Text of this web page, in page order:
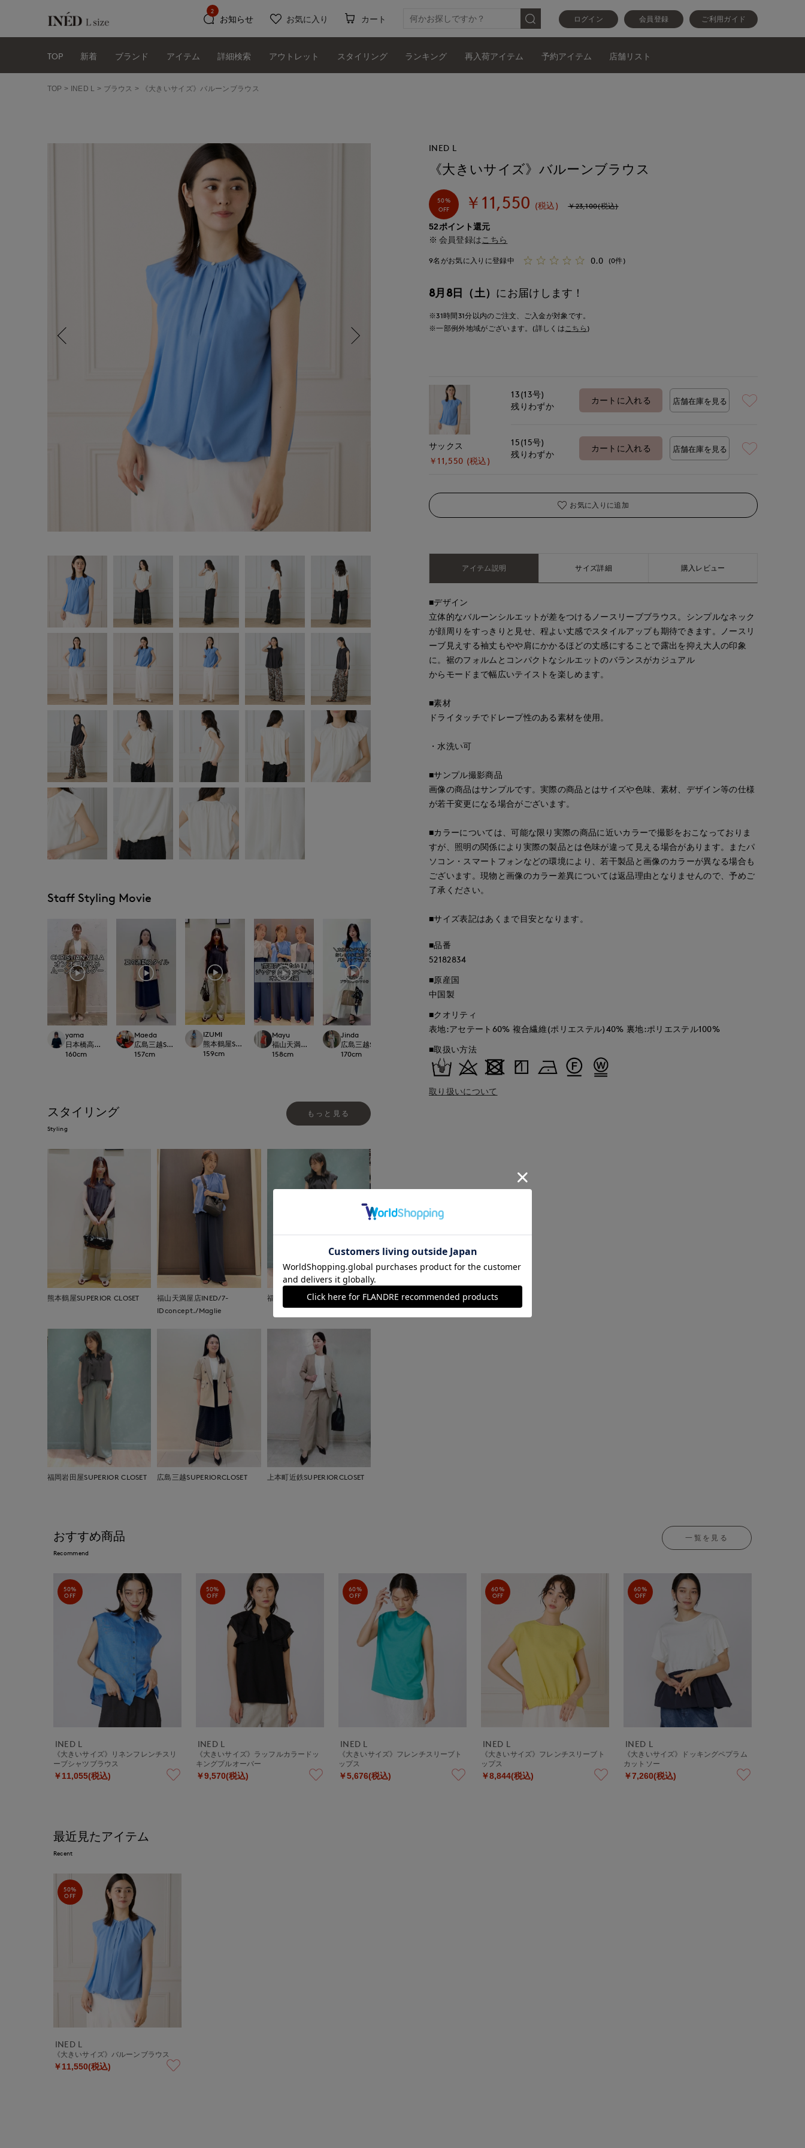
ログイン 会員登録 ご利用ガイド
お知らせ
2
お気に入り カート
TOP 新着 ブランド アイテム 詳細検索 アウトレット スタイリング ランキング 再入荷アイテム 予約アイテム 店舗リスト
TOP INED L ブラウス 《大きいサイズ》バルーンブラウス
Staff Styling Movie
yama
日本橋高島屋SC SUPERIOR CLOSET
160cm
Maeda
広島三越SUPERIORCLOSET
157cm
IZUMI
熊本鶴屋SUPERIOR CLOSET
159cm
Mayu
福山天満屋店INED/7-IDconcept./Maglie
158cm
Jinda
広島三越SUPERIORCLOSET
170cm
日本橋高島屋SC SUPERIOR CLOSET
cm
ゆうき
かくた
浅野
スタイリング
Styling
もっと見る
熊本鶴屋SUPERIOR CLOSET
福山天満屋店INED/7-
IDconcept./Maglie
福岡岩田屋SUPERIOR CLOSET
福岡岩田屋SUPERIOR CLOSET 広島三越SUPERIORCLOSET 上本町近鉄SUPERIORCLOSET
INED L
《大きいサイズ》バルーンブラウス
50%
OFF
￥11,550 (税込) ￥23,100(税込)
52ポイント還元
会員登録は こちら
9名がお気に入りに登録中 0.0 (0件)
8月8日（土） にお届けします！
※31時間31分以内のご注文、ご入金が対象です。
※一部例外地域がございます。(詳しくはこちら )
サックス
￥11,550 (税込)
13(13号)
残りわずか
カートに入れる 店舗在庫を見る
15(15号)
残りわずか
カートに入れる 店舗在庫を見る
お気に入りに追加
アイテム説明 サイズ詳細 購入レビュー
■デザイン
立体的なバルーンシルエットが差をつけるノースリーブブラウス。シンプルなネック
が顔周りをすっきりと見せ、程よい丈感でスタイルアップも期待できます。ノースリ
ーブ見えする袖丈もやや肩にかかるほどの丈感にすることで露出を抑え大人の印象
に。裾のフォルムとコンパクトなシルエットのバランスがカジュアル
からモードまで幅広いテイストを楽しめます。
■素材
ドライタッチでドレープ性のある素材を使用。
・水洗い可
■サンプル撮影商品
画像の商品はサンプルです。実際の商品とはサイズや色味、素材、デザイン等の仕様
が若干変更になる場合がございます。
■カラーについては、可能な限り実際の商品に近いカラーで撮影をおこなっておりま
すが、照明の関係により実際の製品とは色味が違って見える場合があります。またパ
ソコン・スマートフォンなどの環境により、若干製品と画像のカラーが異なる場合も
ございます。現物と画像のカラー差異については返品理由となりませんので、予めご
了承ください。
■サイズ表記はあくまで目安となります。
■品番
52182834
■原産国
中国製
■クオリティ
表地:アセテート60% 複合繊維(ポリエステル)40% 裏地:ポリエステル100%
■取扱い方法
取り扱いについて
おすすめ商品
Recommend
一覧を見る
50%
OFF
INED L
《大きいサイズ》リネンフレンチスリ
ーブシャツブラウス
￥11,055(税込)
50%
OFF
INED L
《大きいサイズ》ラッフルカラードッ
キングプルオーバー
￥9,570(税込)
60%
OFF
INED L
《大きいサイズ》フレンチスリーブト
ップス
￥5,676(税込)
60%
OFF
INED L
《大きいサイズ》フレンチスリーブト
ップス
￥8,844(税込)
60%
OFF
INED L
《大きいサイズ》ドッキングペプラム
カットソー
￥7,260(税込)
最近見たアイテム
Recent
50%
OFF
INED L
《大きいサイズ》バルーンブラウス
￥11,550(税込)